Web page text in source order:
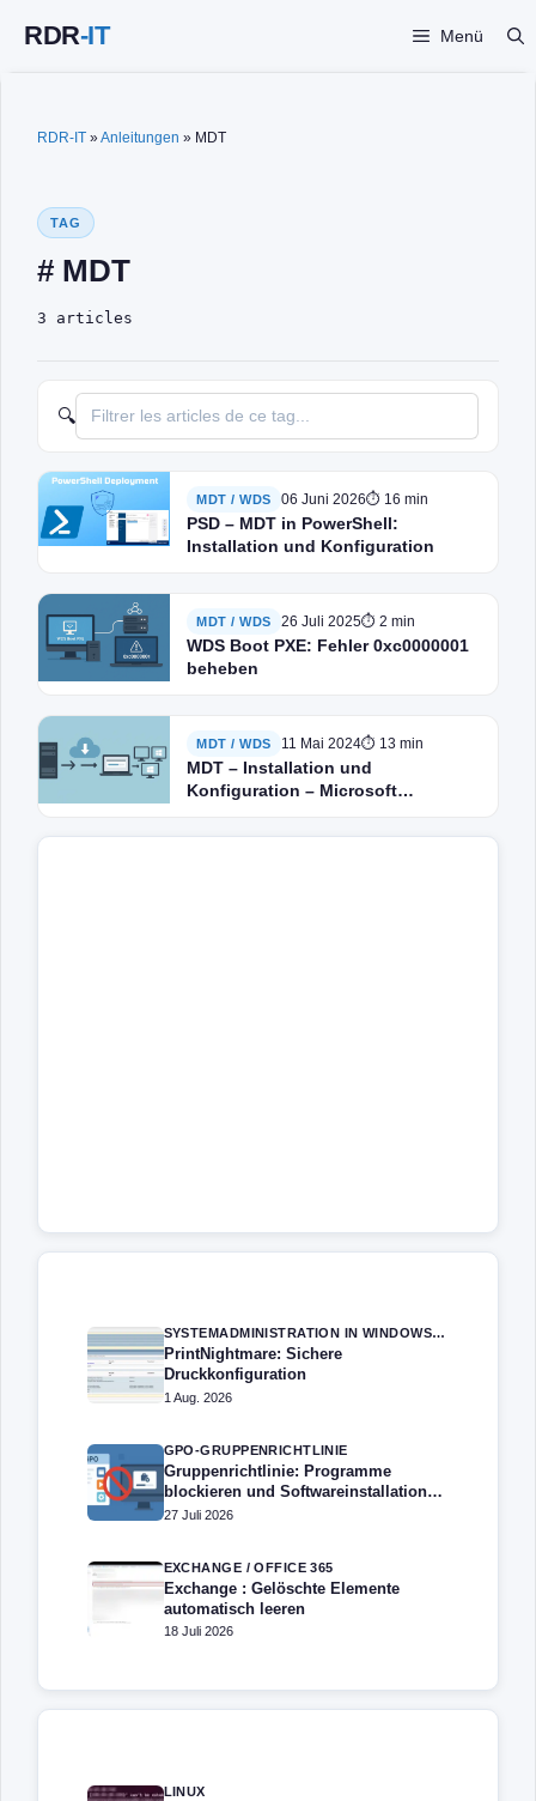
Inhalt
Menü
RDR-IT »Anleitungen » MDT
TAG
# MDT
3 articles
🔍
MDT / WDS 06 Juni 2026⏱ 16 min
PSD – MDT in PowerShell:
Installation und Konfiguration
MDT / WDS 26 Juli 2025⏱ 2 min
WDS Boot PXE: Fehler 0xc0000001
beheben
MDT / WDS 11 Mai 2024⏱ 13 min
MDT – Installation und
Konfiguration – Microsoft
der Windows-Bereitstellung
SYSTEMADMINISTRATION IN WINDOWS SERVER
PrintNightmare: Sichere
Druckkonfiguration
1 Aug. 2026
GPO-GRUPPENRICHTLINIE
Gruppenrichtlinie: Programme
blockieren und Softwareinstallation
verhindern – Softwarebeschränkung
27 Juli 2026
EXCHANGE / OFFICE 365
Exchange : Gelöschte Elemente
automatisch leeren
18 Juli 2026
LINUX